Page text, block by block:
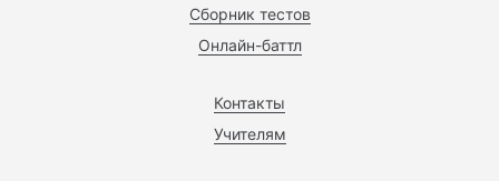
Сборник тестов
Онлайн-баттл
Контакты
Учителям